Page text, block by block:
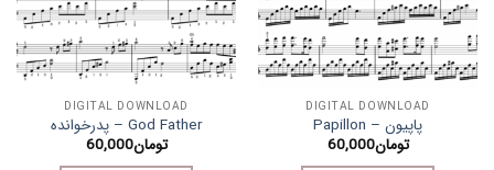
DIGITAL DOWNLOAD
پاپیون – Papillon
تومان60,000
DIGITAL DOWNLOAD
God Father – پدرخوانده
تومان60,000